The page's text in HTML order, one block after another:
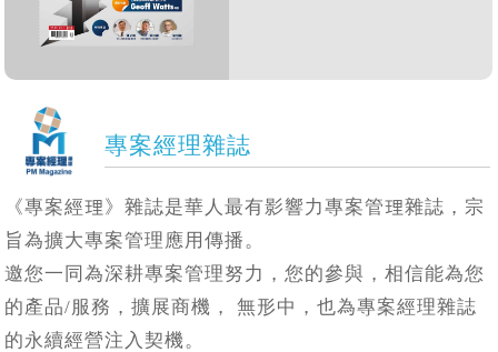
專案經理雜誌
《專案經理》雜誌是華人最有影響力專案管理雜誌，宗
旨為擴大專案管理應用傳播。
邀您一同為深耕專案管理努力，您的參與，相信能為您
的產品/服務，擴展商機， 無形中，也為專案經理雜誌
的永續經營注入契機。